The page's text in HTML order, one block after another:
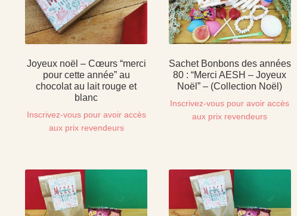
Joyeux noël – Cœurs “merci
pour cette année” au
chocolat au lait rouge et
blanc
Inscrivez-vous pour avoir accès
aux prix revendeurs
Sachet Bonbons des années
80 : “Merci AESH – Joyeux
Noël” – (Collection Noël)
Inscrivez-vous pour avoir accès
aux prix revendeurs